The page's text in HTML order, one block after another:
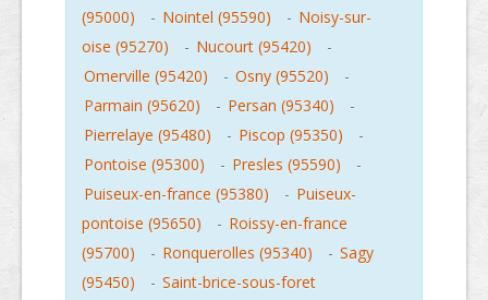
(95000)
- Nointel (95590) - Noisy-sur-
oise (95270)
- Nucourt (95420)
-
Omerville (95420)
- Osny (95520)
-
Parmain (95620)
- Persan (95340)
-
Pierrelaye (95480)
- Piscop (95350)
-
Pontoise (95300)
- Presles (95590)
-
Puiseux-en-france (95380)
- Puiseux-
pontoise (95650)
- Roissy-en-france
(95700)
- Ronquerolles (95340) - Sagy
(95450)
- Saint-brice-sous-foret